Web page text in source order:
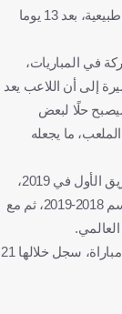
للمشاركة في التدريبات الجماعية لنادي النصر، بصورة طبيعية، بعد 13 يوما
في المباريات،
إلى أن اللاعب يعد
حلًا لبعض
ما يجعله
سامي النجعي من ناشئي نادي النصر، وتم تصعيده للفريق الأول في 2019،
قبل أن يلعب مُعارًا للقادسية في النصف الثاني من موسم 2018-2019، ثم مع
وشارك النجعي مع النصر، قبل تعرضه للإصابة في 143 مباراة، سجل خلالها 21